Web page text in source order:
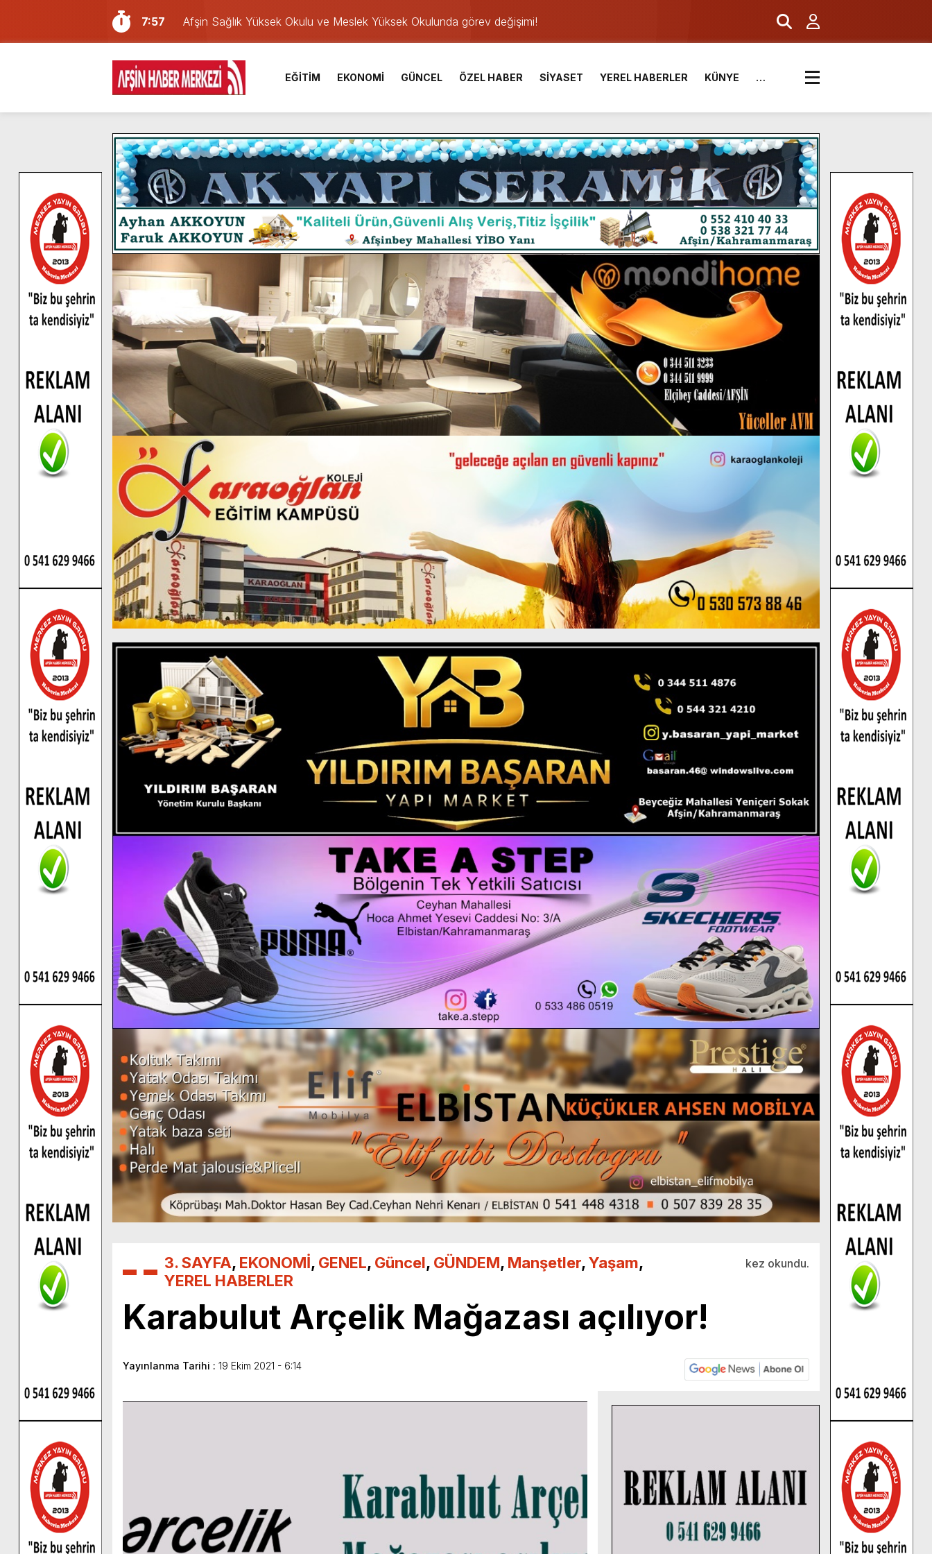
7:57
Afşin Sağlık Yüksek Okulu ve Meslek Yüksek Okulunda görev değişimi!
6:31
Onikişubat Belediyesi’nin Üniversite Hazırlık Kursu başvurularında son gün 7 Ağustos.
16:10
Uluslararası Bisiklet Yarışması’nda En Zorlu Etap Tamamlandı.
13:27
NOTER ONAYLI TYP LİSTESİ YAYINLANDI.
11:22
KAFUM Fuar Alanı Bulut ve Yavuz’un Ezgileriyle Şenlendi.
8:06
Afşinli bir hemşehrimizin de olduğu Filistin Konvoyu, güçlenerek ilerliyor.
14:05
Madrigal, Perşembe Günü KAFUM’da Sahne Alacak.
7:39
KEDİNİZ Mİ VAR?
7:27
Cumhurbaşkanı Erdoğan, Ayser Çalık Ortaokulu Şehitlerinin Aileleriyle Bir Araya Geldi.
8:58
GÖZYAŞI RAHMETTİR
EĞİTİM EKONOMİ GÜNCEL ÖZEL HABER SİYASET YEREL HABERLER KÜNYE …
3. SAYFA, EKONOMİ, GENEL, Güncel, GÜNDEM, Manşetler,Yaşam,
YEREL HABERLER
kez okundu.
Karabulut Arçelik Mağazası açılıyor!
Yayınlanma Tarihi : 19 Ekim 2021 - 6:14